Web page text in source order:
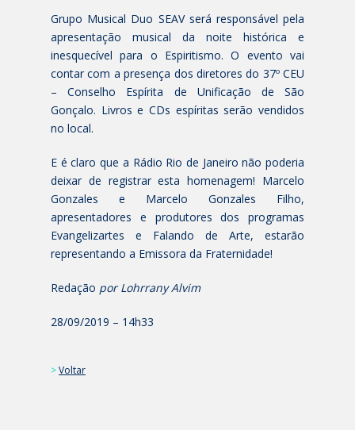
Grupo Musical Duo SEAV será responsável pela
apresentação musical da noite histórica e
inesquecível para o Espiritismo. O evento vai
contar com a presença dos diretores do 37º CEU
– Conselho Espírita de Unificação de São
Gonçalo. Livros e CDs espíritas serão vendidos
no local.
E é claro que a Rádio Rio de Janeiro não poderia
deixar de registrar esta homenagem! Marcelo
Gonzales e Marcelo Gonzales Filho,
apresentadores e produtores dos programas
Evangelizartes e Falando de Arte, estarão
representando a Emissora da Fraternidade!
Redação por Lohrrany Alvim
28/09/2019 – 14h33
>Voltar